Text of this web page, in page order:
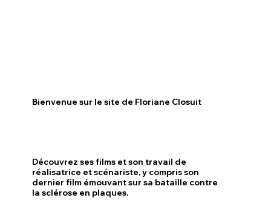
Bienvenue sur le site de Floriane Closuit
Découvrez ses films et son travail de
réalisatrice et scénariste, y compris son
dernier film émouvant sur sa bataille contre
la sclérose en plaques.